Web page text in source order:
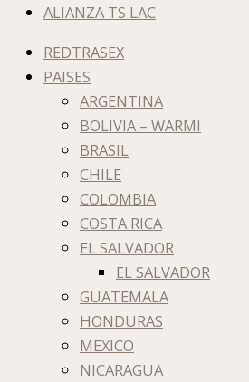
ALIANZA TS LAC
REDTRASEX
PAISES
ARGENTINA
BOLIVIA – WARMI
BRASIL
CHILE
COLOMBIA
COSTA RICA
EL SALVADOR
EL SALVADOR
GUATEMALA
HONDURAS
MEXICO
NICARAGUA